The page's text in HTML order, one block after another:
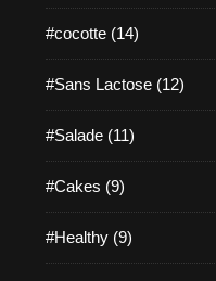
#cocotte (14)
#Sans Lactose (12)
#Salade (11)
#Cakes (9)
#Healthy (9)